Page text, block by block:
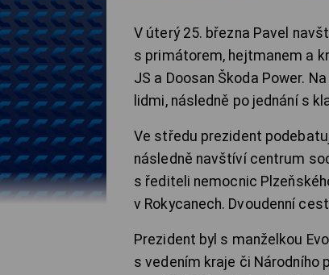
V úterý 25. března Pavel
s primátorem, hejtmanem a
JS a Doosan Škoda Power.
lidmi, následně po jednání s
Ve středu prezident
následně navštíví centrum
s řediteli nemocnic
v Rokycanech. Dvoudenní
Prezident byl s manželkou
s vedením kraje či Národního